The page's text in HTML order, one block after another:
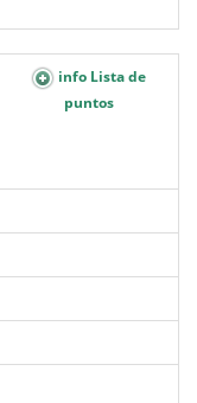
info Lista de
puntos